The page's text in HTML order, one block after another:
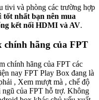
tivi và phòng các trường hợp
tốt nhất bạn nên mua
kết nối HDMI và AV.
hãng của FPT
chính hãng của FPT các
nay FPT Play Box đang là
, Xem mượt mà , chế độ
của FPT hỗ trợ. Không